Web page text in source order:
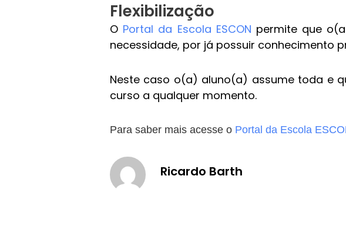
Flexibilização
O Portal da Escola ESCON permite que
necessidade, por já possuir conhecimento
Neste caso o(a) aluno(a) assume toda e
curso a qualquer momento.
Para saber mais acesse o Portal da Escola
Ricardo Barth